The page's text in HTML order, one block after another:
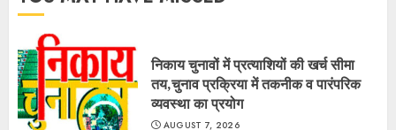
निकाय चुनावों में प्रत्याशियों की खर्च सीमा
तय,चुनाव प्रक्रिया में तकनीक व पारंपरिक
व्यवस्था का प्रयोग
AUGUST 7, 2026